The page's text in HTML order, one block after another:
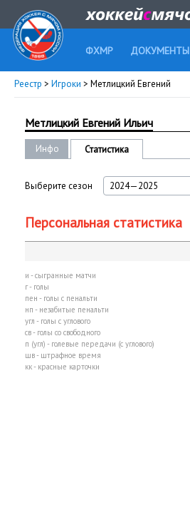
ФХМР ДОКУМЕНТЫ
Реестр > Игроки > Метлицкий Евгений
Метлицкий Евгений Ильич
Инфо Статистика
Выберите сезон 2024—2025
Персональная статистика
и - сыгранные матчи
г - голы
пен - голы с пенальти
нп - незабитые пенальти
угл - голы с углового
св - голы со свободного
п (угл) - голевые передачи (с углового)
шв - штрафное время
кк - красные карточки